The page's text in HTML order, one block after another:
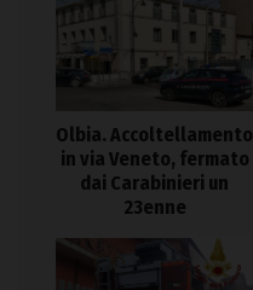
Olbia. Accoltellamento
in via Veneto, fermato
dai Carabinieri un
23enne